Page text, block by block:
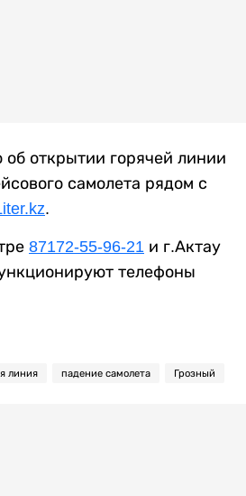
открытии горячей линии
самолета рядом с
.
87172-55-96-21 и г.Актау
телефоны
линия падение самолета Грозный